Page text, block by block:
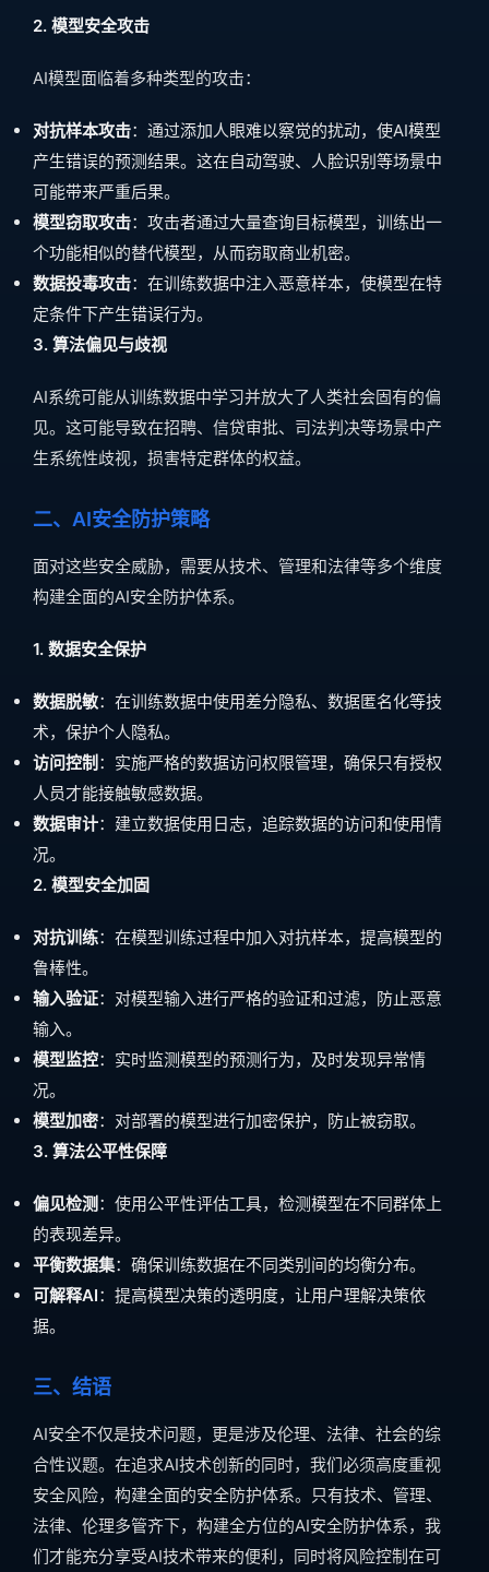
2. 模型安全攻击
AI模型面临着多种类型的攻击：
对抗样本攻击：通过添加人眼难以察觉的扰动，使AI模型
产生错误的预测结果。这在自动驾驶、人脸识别等场景中
可能带来严重后果。
模型窃取攻击：攻击者通过大量查询目标模型，训练出一
个功能相似的替代模型，从而窃取商业机密。
数据投毒攻击：在训练数据中注入恶意样本，使模型在特
定条件下产生错误行为。
3. 算法偏见与歧视
AI系统可能从训练数据中学习并放大了人类社会固有的偏
见。这可能导致在招聘、信贷审批、司法判决等场景中产
生系统性歧视，损害特定群体的权益。
二、AI安全防护策略
面对这些安全威胁，需要从技术、管理和法律等多个维度
构建全面的AI安全防护体系。
1. 数据安全保护
数据脱敏：在训练数据中使用差分隐私、数据匿名化等技
术，保护个人隐私。
访问控制 ：实施严格的数据访问权限管理，确保只有授权
人员才能接触敏感数据。
数据审计：建立数据使用日志，追踪数据的访问和使用情
况。
2. 模型安全加固
对抗训练：在模型训练过程中加入对抗样本，提高模型的
鲁棒性。
输入验证：对模型输入进行严格的验证和过滤，防止恶意
输入。
模型监控：实时监测模型的预测行为，及时发现异常情
况。
模型加密：对部署的模型进行加密保护，防止被窃取。
3. 算法公平性保障
偏见检测 ：使用公平性评估工具，检测模型在不同群体上
的表现差异。
平衡数据集：确保训练数据在不同类别间的均衡分布。
可解释AI：提高模型决策的透明度，让用户理解决策依
据。
三、结语
AI安全不仅是技术问题，更是涉及伦理、法律、社会的综
合性议题。在追求AI技术创新的同时，我们必须高度重视
安全风险，构建全面的安全防护体系。只有技术、管理、
法律、伦理多管齐下，构建全方位的AI安全防护体系，我
们才能充分享受AI技术带来的便利，同时将风险控制在可